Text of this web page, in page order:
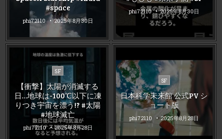
#space
phi72110 2025年8月30日
phi72110 2025年8月30日
Posted
SF
【衝撃】太陽が消滅する
日…地球は-100℃以下に凍
りつき宇宙を漂う!? #太陽
#地球滅亡
phi72110 2025年8月28日
Posted
in
SF
日本科学未来館 公式PV シ
ョート版
phi72110 2025年8月28日